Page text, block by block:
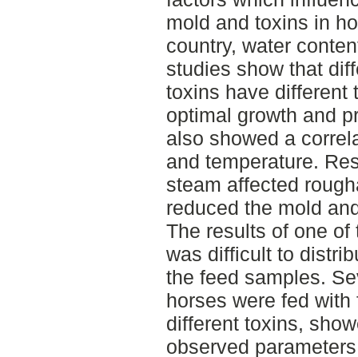
mold and toxins in
country, water
studies show that
toxins have different
optimal growth and
also showed a
and temperature.
steam affected
reduced the mold
The results of one
was difficult to
the feed samples.
horses were fed
different toxins,
observed